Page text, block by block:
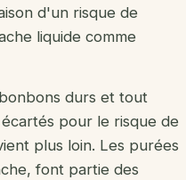
d'un risque de
liquide comme
durs et tout
pour le risque de
plus loin. Les purées
font partie des